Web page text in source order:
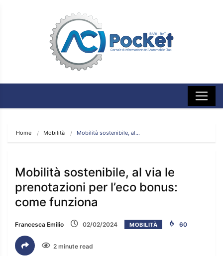
Home Mobilità Mobilità sostenibile, al…
Mobilità sostenibile, al via le
prenotazioni per l’eco bonus:
come funziona
Francesca Emilio 02/02/2024 MOBILITÀ 60
2 minute read